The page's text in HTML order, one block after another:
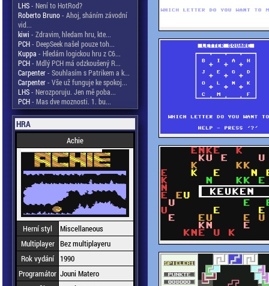
LHS- Není to HotRod?
Roberto Bruno- Ahoj, sháním závodní
vid...
kiwi - Zdravim, hledam hru, kte...
PCH- DeepSeek našel pouze toh...
Kuppa - Hledám logickou hru z C6...
PCH- Mdlý PCH má odzkoušený R...
Carpenter- Souhlasím s Patrikem a k...
Carpenter- Vše už funguje ke spokoj...
LHS- Nerozporuju. Jen mě poba...
PCH- Mas dve moznosti. 1. bu...
HRA
Achie
Herní styl
Miscellaneous
Multiplayer Bez multiplayeru
Rok vydání
1990
Programátor Jouni Matero